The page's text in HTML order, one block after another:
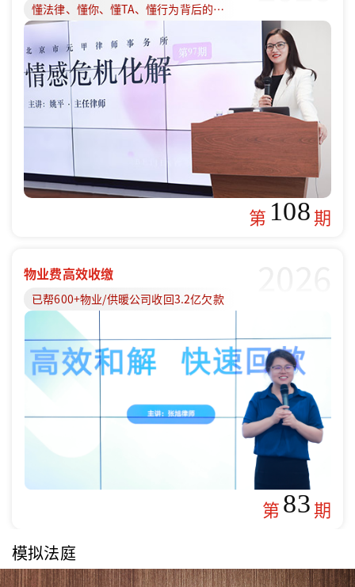
懂法律、懂你、懂TA、懂行为背后的原因
第 108期
物业费高效收缴
已帮600+物业/供暖公司收回3.2亿欠款
第83期
模拟法庭